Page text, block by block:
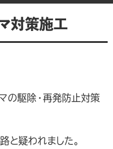
対策施工
の駆除・再発防止対策
と疑われました。